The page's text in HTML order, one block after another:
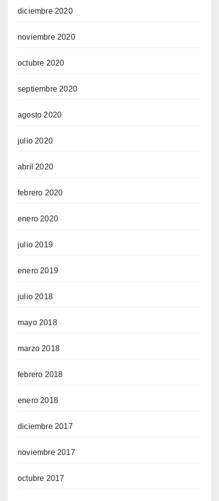
diciembre 2020
noviembre 2020
octubre 2020
septiembre 2020
agosto 2020
julio 2020
abril 2020
febrero 2020
enero 2020
julio 2019
enero 2019
julio 2018
mayo 2018
marzo 2018
febrero 2018
enero 2018
diciembre 2017
noviembre 2017
octubre 2017